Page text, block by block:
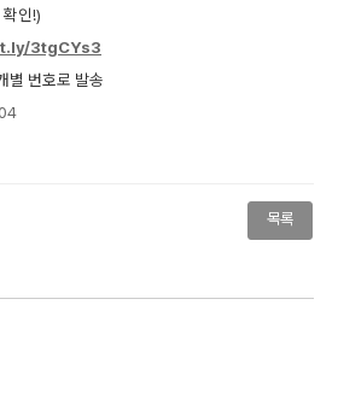
인!)
3tgCYs3
별 번호로 발송
목록